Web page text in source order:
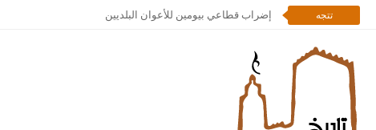
تتجه إضراب قطاعي بيومين للأعوان البلديين